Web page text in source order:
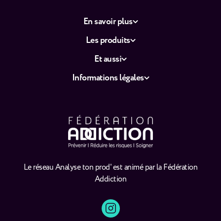
Le réseau Analyse ton prod' est animé par la Fédération
Addiction
En savoir plus
Les produits
Et aussi
Informations légales